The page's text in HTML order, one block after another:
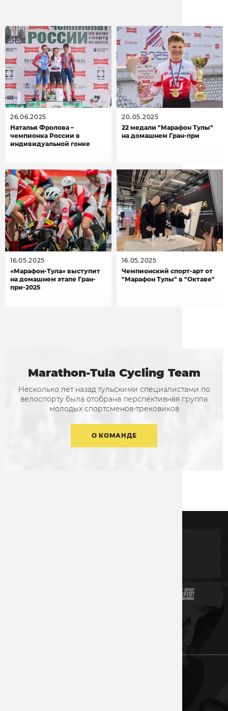
26.06.2025
Наталья Фролова –
чемпионка России в
индивидуальной гонке
20.05.2025
22 медали "Марафон Тулы"
на домашнем Гран-при
16.05.2025
«Марафон-Тула» выступит
на домашнем этапе Гран-
при-2025
16.05.2025
Чемпионский спорт-арт от
"Марафон Тулы" в "Октаве"
Marathon-Tula Cycling Team
Несколько лет назад тульскими специалистами по
велоспорту была отобрана перспективная группа
молодых спортсменов-трековиков
О КОМАНДЕ